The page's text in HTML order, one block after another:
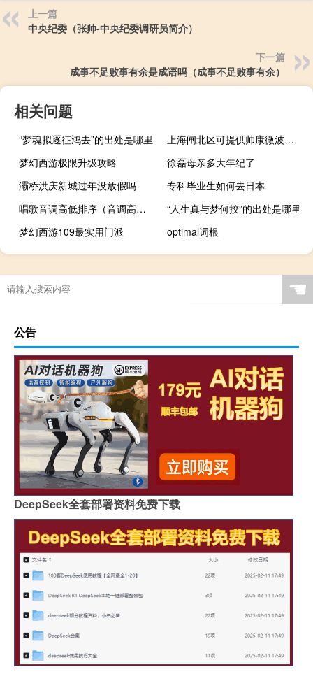
上一篇
中央纪委（张帅-中央纪委调研员简介）
下一篇
成事不足败事有余是成语吗（成事不足败事有余）
相关问题
“梦魂拟逐征鸿去”的出处是哪里
上海闸北区可提供帅康微波炉维修服务地址在哪
梦幻西游极限升级攻略
徐磊母亲多大年纪了
灞桥洪庆新城过年没放假吗
专科毕业生如何去日本
唱歌音调高低排序（音调高低排序）
“人生真与梦何挍”的出处是哪里
梦幻西游109最实用门派
optimal词根
☚
公告
DeepSeek全套部署资料免费下载